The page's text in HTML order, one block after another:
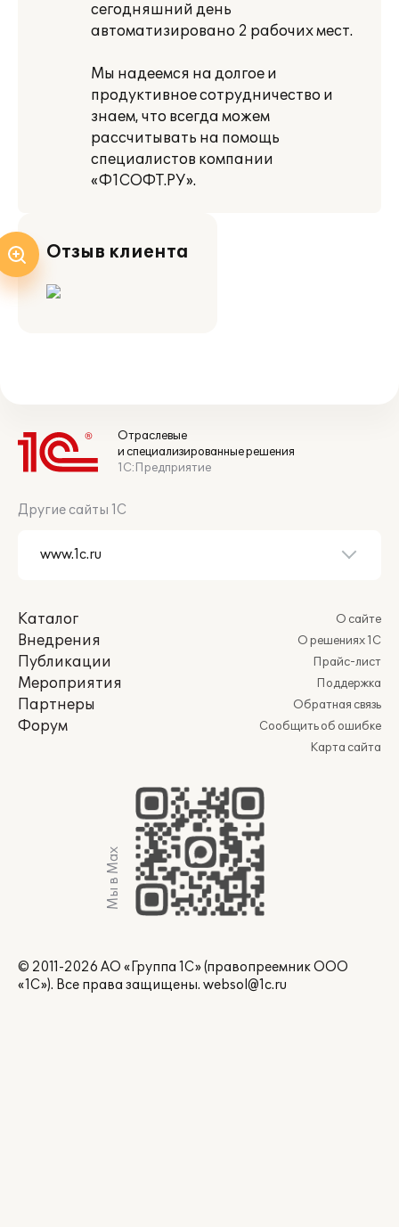
сегодняшний день
автоматизировано 2 рабочих мест.
Мы надеемся на долгое и
продуктивное сотрудничество и
знаем, что всегда можем
рассчитывать на помощь
специалистов компании
«Ф1СОФТ.РУ».
Отзыв клиента
Отраслевые
и специализированные решения
1С:Предприятие
Другие сайты 1С
Каталог
Внедрения
Публикации
Мероприятия
Партнеры
Форум
О сайте
О решениях 1С
Прайс-лист
Поддержка
Обратная связь
Сообщить об ошибке
Карта сайта
Мы в Max
© 2011-2026 АО «Группа 1С» (правопреемник ООО
«1С»). Все права защищены. websol@1c.ru